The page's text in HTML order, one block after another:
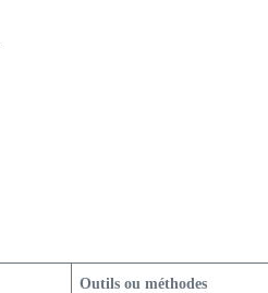
Outils ou méthodes